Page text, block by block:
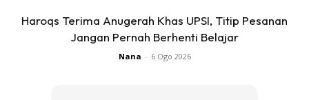
Haroqs Terima Anugerah Khas UPSI, Titip Pesanan
Jangan Pernah Berhenti Belajar
Nana - 6 Ogo 2026